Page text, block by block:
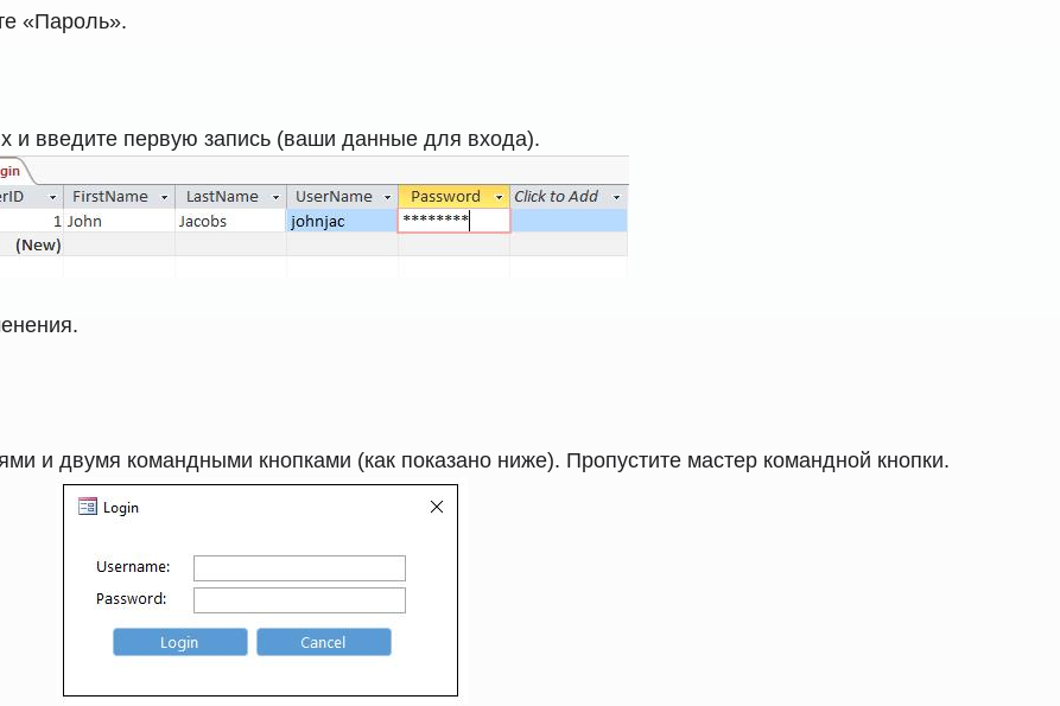
«Пароль».
и введите первую запись (ваши данные для входа).
и двумя командными кнопками (как показано ниже). Пропустите мастер командной кнопки.